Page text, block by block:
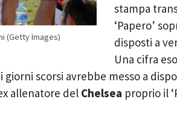
(Getty Images)
stampa
‘Papero’
disposti a
Una cifra
giorni scorsi avrebbe messo a
allenatore del Chelsea proprio il